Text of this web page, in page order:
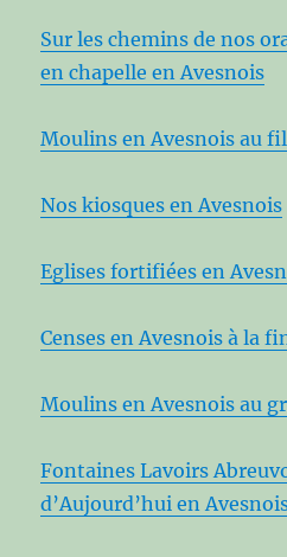
Sur les chemins de nos
en chapelle en Avesnois
Moulins en Avesnois au fil
Nos kiosques en Avesnois
Eglises fortifiées en
Censes en Avesnois à la
Moulins en Avesnois au
Fontaines Lavoirs
d’Aujourd’hui en